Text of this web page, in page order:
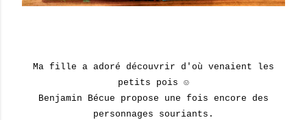
Ma fille a adoré découvrir d'où venaient les
petits pois ☺
Benjamin Bécue propose une fois encore des
personnages souriants.